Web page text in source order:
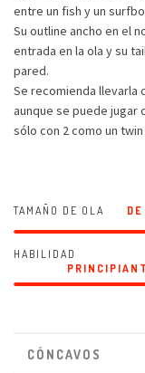
entre un fish y un
Su outline ancho en el
entrada en la ola y su
pared.
Se recomienda llevarla
aunque se puede jugar
sólo con 2 como un
TAMAÑO DE OLA
HABILIDAD
CÓNCAVOS